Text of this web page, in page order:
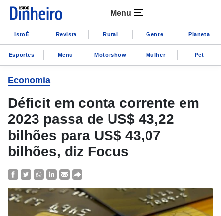
Menu
IstoÉ Revista Rural Gente Planeta
Esportes Menu Motorshow Mulher Pet
Economia
Déficit em conta corrente em
2023 passa de US$ 43,22
bilhões para US$ 43,07
bilhões, diz Focus